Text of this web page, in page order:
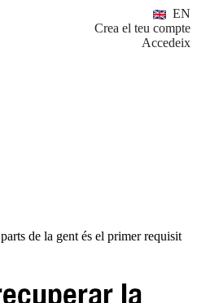
EN
Crea el teu compte
Accedeix
de la gent és el primer requisit